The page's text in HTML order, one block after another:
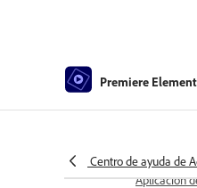
Premiere
Centro de ayuda de
Panel
Aplicación de
Aplicación